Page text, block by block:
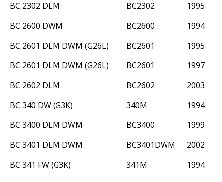
BC 2302 DLM
BC 2600 DWM
BC 2601 DLM DWM (G26L)
BC 2601 DLM DWM (G26L)
BC 2602 DLM
BC 340 DW (G3K)
BC 3400 DLM DWM
BC 3401 DLM DWM
BC 341 FW (G3K)
BC2302
BC2600
BC2601
BC2601
BC2602
340M
BC3400
BC3401DWM
341M
1995
1994
1995
1997
2003
1994
1999
2002
1994